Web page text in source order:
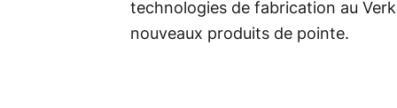
technologies de fabrication au
nouveaux produits de pointe.